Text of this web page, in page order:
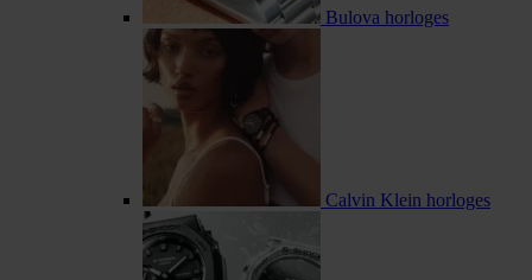
Bulova horloges
Calvin Klein horloges